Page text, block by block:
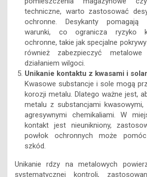
techniczne, warto zastosować
ochronne. Desykanty pomagają
warunki, co ogranicza ryzyko
ochronne, takie jak specjalne
również zabezpieczyć
działaniem wilgoci.
Unikanie kontaktu z kwasami i
Kwasowe substancje i sole mogą
korozji metalu. Dlatego ważne jest,
metalu z substancjami kwasowymi,
agresywnymi chemikaliami. W
kontakt jest nieunikniony,
powłok ochronnych może
szkód.
Unikanie rdzy na metalowych
systematycznej kontroli,